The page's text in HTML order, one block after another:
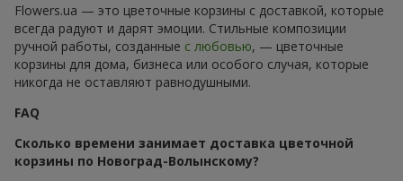
Flowers.ua — это цветочные корзины с доставкой, которые
всегда радуют и дарят эмоции. Стильные композиции
ручной работы, созданные с любовью, — цветочные
корзины для дома, бизнеса или особого случая, которые
никогда не оставляют равнодушными.
FAQ
Сколько времени занимает доставка цветочной
корзины по Новоград-Волынскому?